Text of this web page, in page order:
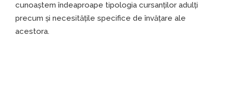
cunoaștem îndeaproape tipologia cursanților adulți
precum și necesitățile specifice de învățare ale
acestora.